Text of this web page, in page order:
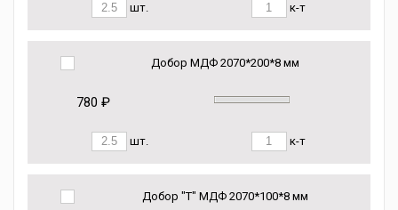
шт. к-т
Добор МДФ 2070*200*8 мм
780 ₽
шт. к-т
Добор "Т" МДФ 2070*100*8 мм